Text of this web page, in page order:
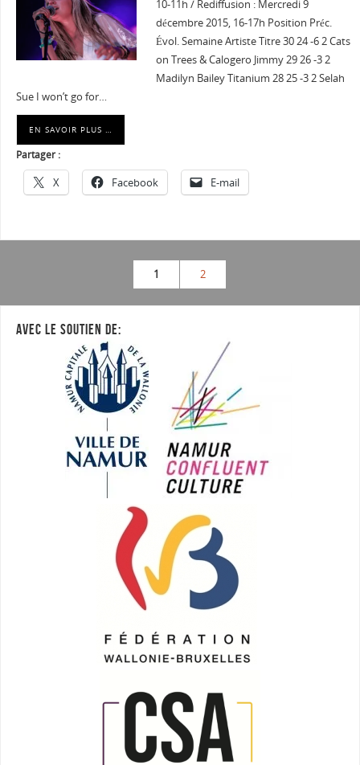
10-11h / Rediffusion : Mercredi 9
décembre 2015, 16-17h Position Préc.
Évol. Semaine Artiste Titre 30 24 -6 2 Cats
on Trees & Calogero Jimmy 29 26 -3 2
Madilyn Bailey Titanium 28 25 -3 2 Selah
Sue I won’t go for…
EN SAVOIR PLUS …
Partager :
X Facebook E-mail
1 2
AVEC LE SOUTIEN DE: